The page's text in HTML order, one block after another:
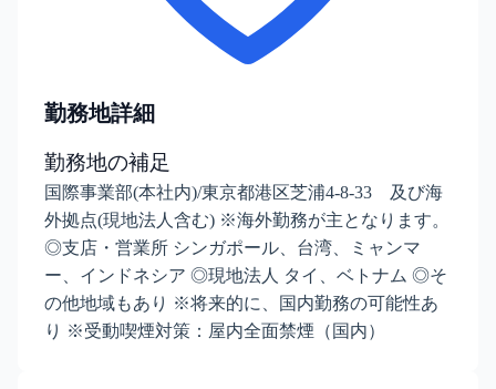
勤務地詳細
勤務地の補足
国際事業部(本社内)/東京都港区芝浦4-8-33 及び海
外拠点(現地法人含む) ※海外勤務が主となります。
◎支店・営業所 シンガポール、台湾、ミャンマ
ー、インドネシア ◎現地法人 タイ、ベトナム ◎そ
の他地域もあり ※将来的に、国内勤務の可能性あ
り ※受動喫煙対策：屋内全面禁煙（国内）